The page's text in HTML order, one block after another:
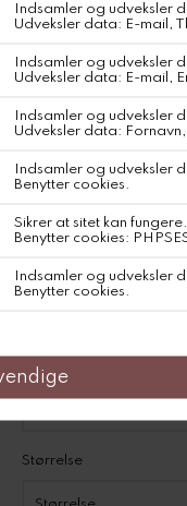
nonprofit organisation
landbrugskooperativer
bedre afgrøder og en
økologisk og GOTS-
Indien på en BSCI-
social og miljømæssig
uden brug af
du vil finde den i
variationer og perfekte
Farve
Størrelse